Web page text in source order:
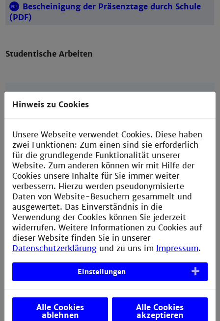
Bescheinigung der Präsenztage durch Schule
(PDF)
Studentische Arbeiten
Links
Vorlagen für LaTex und Word erstellen
Die Fakultät für Informatik hat die Vorlagen für LaTex und Word
bereitgestellt
Kolloquien und Elektrotechnisches Seminar
Bewertungsformular bei Teilnahme an
Bestätigung Teilnahme und Seminarschein
Hinweis zu Cookies
Unsere Webseite verwendet Cookies. Diese haben
zwei Funktionen: Zum einen sind sie erforderlich
für die grundlegende Funktionalität unserer
Website. Zum anderen können wir mit Hilfe der
Cookies unsere Inhalte für Sie immer weiter
verbessern. Hierzu werden pseudonymisierte
Daten von Website-Besuchern gesammelt und
ausgewertet. Das Einverständnis in die
Verwendung der Cookies können Sie jederzeit
widerrufen. Weitere Informationen zu Cookies auf
dieser Website finden Sie in unserer
Datenschutzerklärung und zu uns im Impressum.
Einstellungen
Alle Cookies
ablehnen
Alle Cookies
akzeptieren